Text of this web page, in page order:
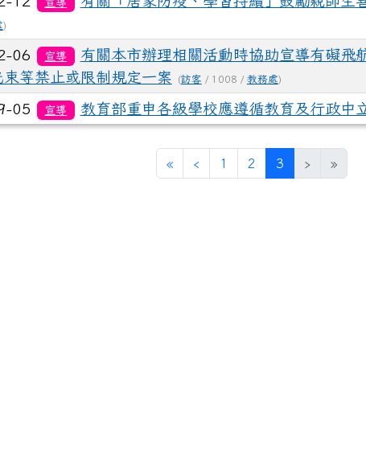
)
06 宣導
有關本市辦理相關活動時協助宣導有礙飛
束等禁止或限制規定一案
(訪客 / 1008 / 教務處)
05 宣導 教育部重申各級學校應遵循教育及行政中
« ‹ 1 2 3(current)
› »
uploads/tad_blocks/file/